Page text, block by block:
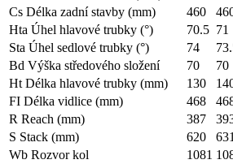
Cs Délka zadní stavby (mm)
460
Hta Úhel hlavové trubky (°)
70.5 71
Sta Úhel sedlové trubky (°)
74
Bd Výška středového složení
70 70
Ht Délka hlavové trubky (mm)
130
FI Délka vidlice (mm)
468
R Reach (mm)
387
S Stack (mm)
620 631
Wb Rozvor kol
1081